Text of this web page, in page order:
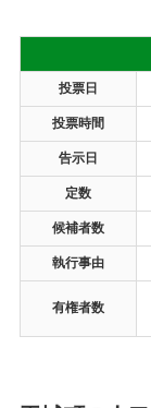
投票日
投票時間
告示日
定数
候補者数
執行事由
有権者数